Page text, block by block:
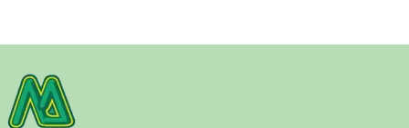
Imaxe